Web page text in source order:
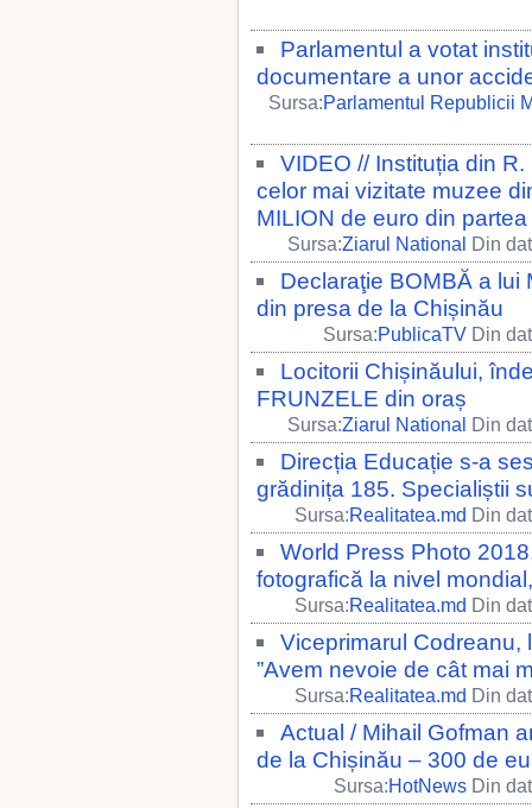
Parlamentul a votat
documentare a unor
Sursa:Parlamentul Republicii
VIDEO // Instituția din
celor mai vizitate muzee
MILION de euro din
Sursa:Ziarul National Din
Declaraţie BOMBĂ a lui
din presa de la Chișinău
Sursa:PublicaTV Din
Locitorii Chișinăului,
FRUNZELE din oraș
Sursa:Ziarul National Din
Direcția Educație s-a
grădinița 185. Specialiștii
Sursa:Realitatea.md Din
World Press Photo
fotografică la nivel
Sursa:Realitatea.md Din
Viceprimarul Codreanu,
”Avem nevoie de cât mai
Sursa:Realitatea.md Din
Actual / Mihail Gofman
de la Chișinău – 300 de
Sursa:HotNews Din